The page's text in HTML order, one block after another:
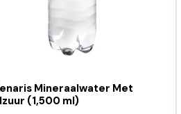
Mineraalwater Met
(1,500 ml)